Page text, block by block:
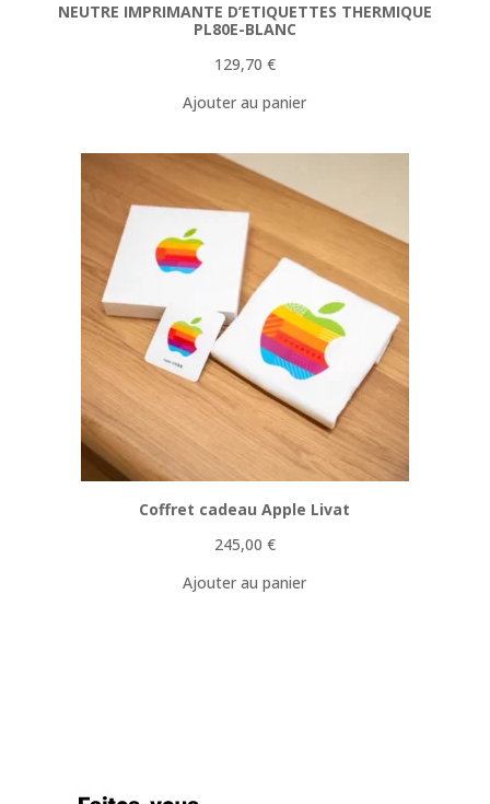
NEUTRE IMPRIMANTE D’ETIQUETTES THERMIQUE
PL80E-BLANC
129,70 €
Ajouter au panier
Coffret cadeau Apple Livat
245,00 €
Ajouter au panier